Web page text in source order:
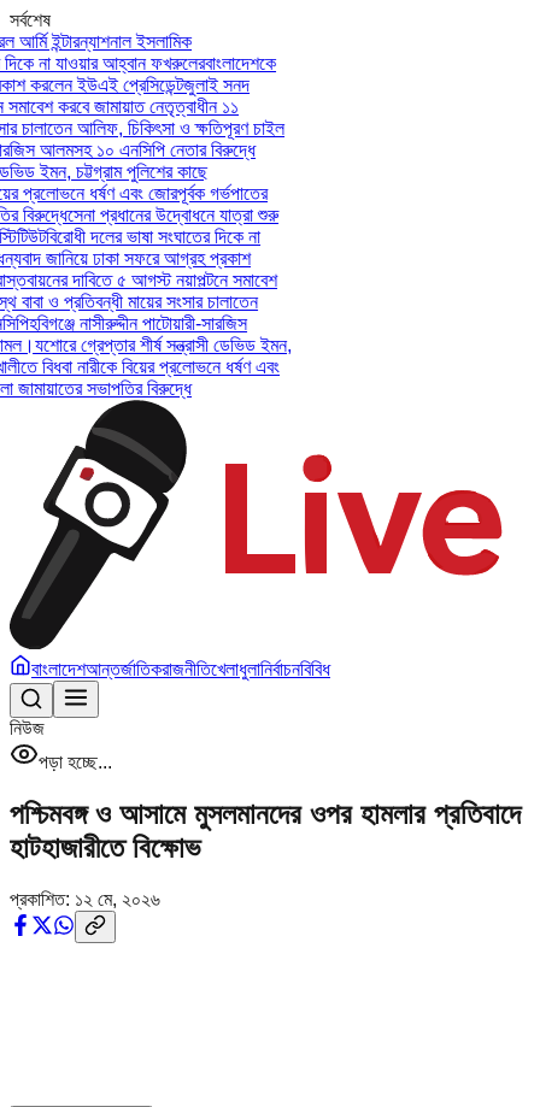
সর্বশেষ
ইন্টারন্যাশনাল ইসলামিক
না যাওয়ার আহ্বান ফখরুলেরবাংলাদেশকে
করলেন ইউএই প্রেসিডেন্টজুলাই সনদ
করবে জামায়াত নেতৃত্বাধীন ১১
আলিফ, চিকিৎসা ও ক্ষতিপূরণ চাইল
আলমসহ ১০ এনসিপি নেতার বিরুদ্ধে
ইমন, চট্টগ্রাম পুলিশের কাছে
প্রলোভনে ধর্ষণ এবং জোরপূর্বক গর্ভপাতের
সেনা প্রধানের উদ্বোধনে যাত্রা শুরু
বিরোধী দলের ভাষা সংঘাতের দিকে না
জানিয়ে ঢাকা সফরে আগ্রহ প্রকাশ
দাবিতে ৫ আগস্ট নয়াপল্টনে সমাবেশ
ও প্রতিবন্ধী মায়ের সংসার চালাতেন
হবিগঞ্জে নাসীরুদ্দীন পাটোয়ারী-সারজিস
যশোরে গ্রেপ্তার শীর্ষ সন্ত্রাসী ডেভিড ইমন,
বিধবা নারীকে বিয়ের প্রলোভনে ধর্ষণ এবং
সভাপতির বিরুদ্ধে
বাংলাদেশআন্তর্জাতিকরাজনীতিখেলাধুলানির্বাচনবিবিধ
নিউজ
পড়া হচ্ছে...
পশ্চিমবঙ্গ ও আসামে মুসলমানদের ওপর হামলার প্রতিবাদে
হাটহাজারীতে বিক্ষোভ
প্রকাশিত: ১২ মে, ২০২৬